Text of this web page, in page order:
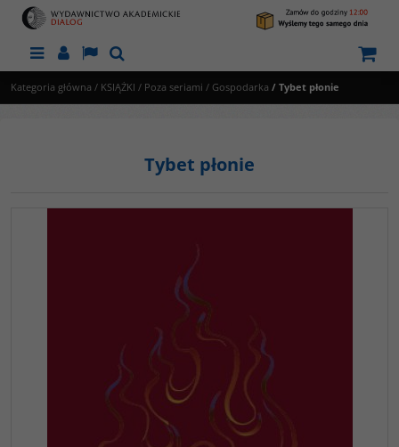
MenuPanelLangSzukaj
Kategoria główna / KSIĄŻKI / Poza seriami / Gospodarka / Tybet płonie
Tybet płonie